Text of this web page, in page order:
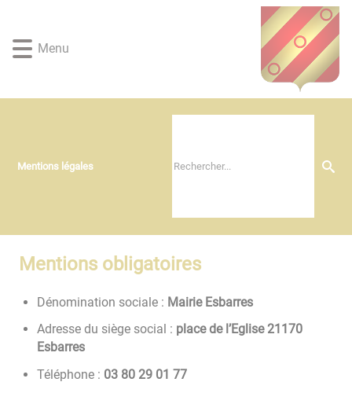
rapide
au
rapide
au
principal
rapide
recherche
rapide
au
de
Menu
Mentions légales
Mentions obligatoires
Dénomination sociale : Mairie Esbarres
Adresse du siège social : place de l’Eglise 21170
Esbarres
Téléphone : 77 10 92 08 30